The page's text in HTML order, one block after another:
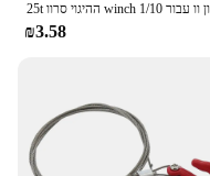
₪3.58